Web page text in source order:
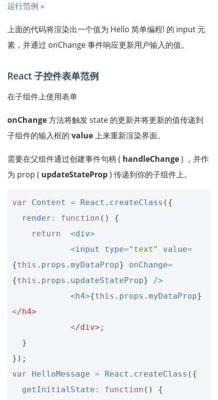
运行范例 »
上面的代码将渲染出一个值为 Hello 简单编程! 的 input 元
素，并通过 onChange 事件响应更新用户输入的值。
React 子控件表单范例
在子组件上使用表单
onChange方法将触发 state 的更新并将更新的值传递到
子组件的输入框的 value上来重新渲染界面。
需要在父组件通过创建事件句柄 ( handleChange) ，并作
为 prop ( updateStateProp) 传递到你的子组件上。
var Content = React . createClass ({
render : function ()
{
return
<div>
<input type="text" value=
{this . props . myDataProp} onChange=
{this . props . updateStateProp}
/>
<h4>{this . props . myDataProp}
</h4>
</div>;
}
});
var
HelloMessage = React . createClass ({
getInitialState : function ()
{